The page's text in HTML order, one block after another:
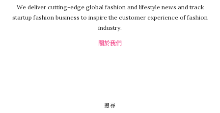
We deliver cutting-edge global fashion and lifestyle news and track
startup fashion business to inspire the customer experience of fashion
industry.
關於我們
搜尋